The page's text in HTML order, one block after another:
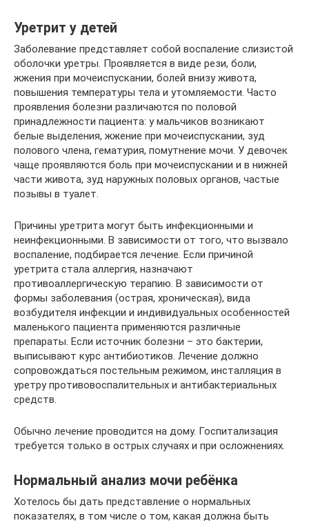
Уретрит у детей
Заболевание представляет собой воспаление слизистой
оболочки уретры. Проявляется в виде рези, боли,
жжения при мочеиспускании, болей внизу живота,
повышения температуры тела и утомляемости. Часто
проявления болезни различаются по половой
принадлежности пациента: у мальчиков возникают
белые выделения, жжение при мочеиспускании, зуд
полового члена, гематурия, помутнение мочи. У девочек
чаще проявляются боль при мочеиспускании и в нижней
части живота, зуд наружных половых органов, частые
позывы в туалет.
Причины уретрита могут быть инфекционными и
неинфекционными. В зависимости от того, что вызвало
воспаление, подбирается лечение. Если причиной
уретрита стала аллергия, назначают
противоаллергическую терапию. В зависимости от
формы заболевания (острая, хроническая), вида
возбудителя инфекции и индивидуальных особенностей
маленького пациента применяются различные
препараты. Если источник болезни – это бактерии,
выписывают курс антибиотиков. Лечение должно
сопровождаться постельным режимом, инсталляция в
уретру противовоспалительных и антибактериальных
средств.
Обычно лечение проводится на дому. Госпитализация
требуется только в острых случаях и при осложнениях.
Нормальный анализ мочи ребёнка
Хотелось бы дать представление о нормальных
показателях, в том числе о том, какая должна быть